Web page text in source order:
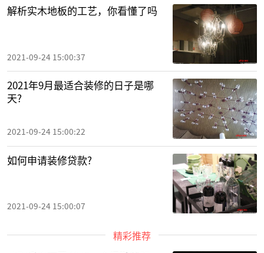
解析实木地板的工艺，你看懂了吗
2021-09-24 15:00:37
2021年9月最适合装修的日子是哪
天?
2021-09-24 15:00:22
如何申请装修贷款?
2021-09-24 15:00:07
精彩推荐